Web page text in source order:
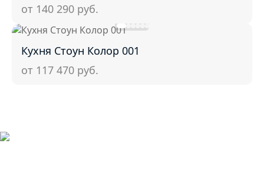
от 140 290 руб.
Кухня Стоун Колор 001
от 117 470 руб.